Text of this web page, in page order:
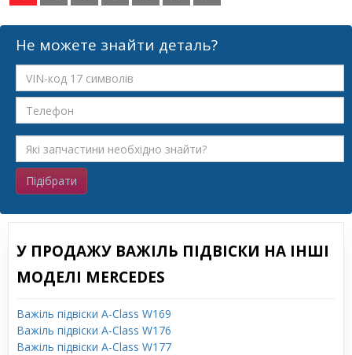
Не можете знайти деталь?
Підібрати
У ПРОДАЖУ ВАЖІЛЬ ПІДВІСКИ НА ІНШІ
МОДЕЛІ MERCEDES
Важіль підвіски A-Class W169
Важіль підвіски A-Class W176
Важіль підвіски A-Class W177